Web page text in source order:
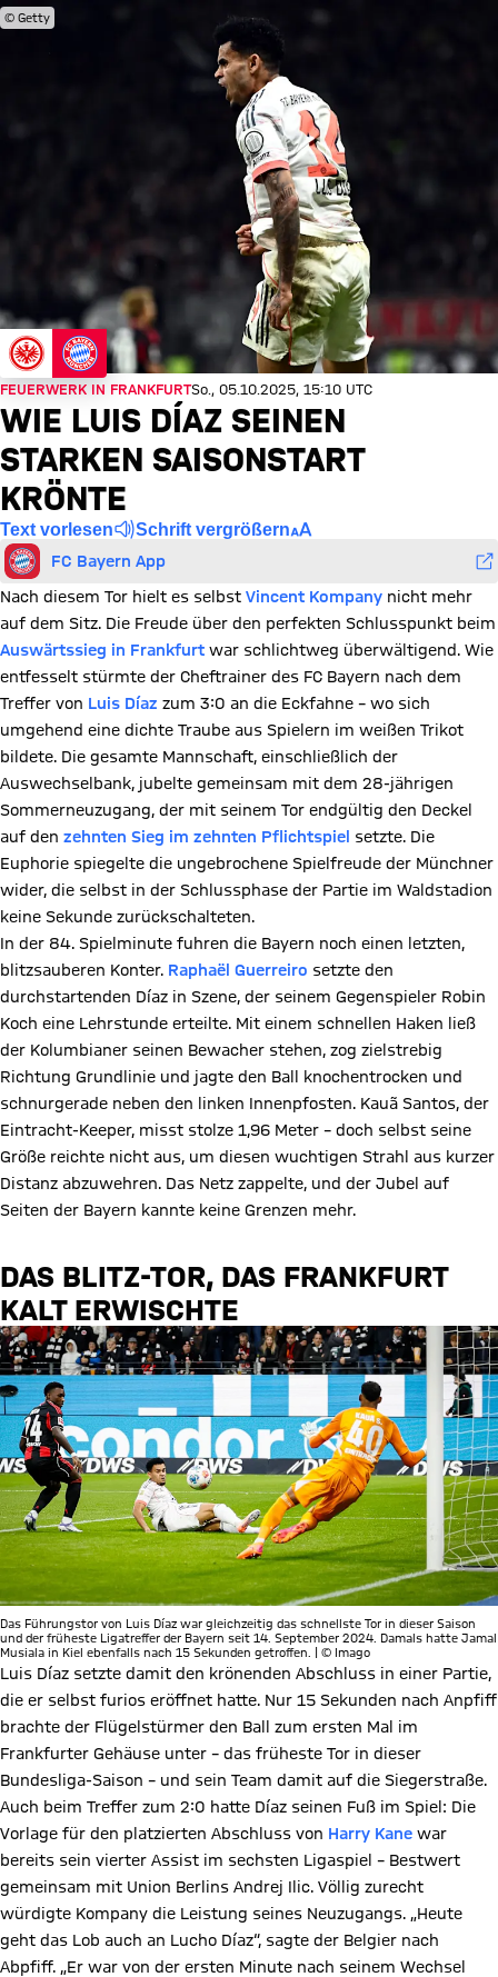
© Getty
FEUERWERK IN FRANKFURTSo., 05.10.2025, 15:10 UTC
WIE LUIS DÍAZ SEINEN
STARKEN SAISONSTART
KRÖNTE
Text vorlesen Schrift vergrößern
FC Bayern App
Nach diesem Tor hielt es selbst Vincent Kompany nicht mehr
auf dem Sitz. Die Freude über den perfekten Schlusspunkt beim
Auswärtssieg in Frankfurt war schlichtweg überwältigend. Wie
entfesselt stürmte der Cheftrainer des FC Bayern nach dem
Treffer von Luis Díaz zum 3:0 an die Eckfahne – wo sich
umgehend eine dichte Traube aus Spielern im weißen Trikot
bildete. Die gesamte Mannschaft, einschließlich der
Auswechselbank, jubelte gemeinsam mit dem 28-jährigen
Sommerneuzugang, der mit seinem Tor endgültig den Deckel
auf den zehnten Sieg im zehnten Pflichtspiel setzte. Die
Euphorie spiegelte die ungebrochene Spielfreude der Münchner
wider, die selbst in der Schlussphase der Partie im Waldstadion
keine Sekunde zurückschalteten.
In der 84. Spielminute fuhren die Bayern noch einen letzten,
blitzsauberen Konter. Raphaël Guerreiro setzte den
durchstartenden Díaz in Szene, der seinem Gegenspieler Robin
Koch eine Lehrstunde erteilte. Mit einem schnellen Haken ließ
der Kolumbianer seinen Bewacher stehen, zog zielstrebig
Richtung Grundlinie und jagte den Ball knochentrocken und
schnurgerade neben den linken Innenpfosten. Kauã Santos, der
Eintracht-Keeper, misst stolze 1,96 Meter – doch selbst seine
Größe reichte nicht aus, um diesen wuchtigen Strahl aus kurzer
Distanz abzuwehren. Das Netz zappelte, und der Jubel auf
Seiten der Bayern kannte keine Grenzen mehr.
DAS BLITZ-TOR, DAS FRANKFURT
KALT ERWISCHTE
Das Führungstor von Luis Díaz war gleichzeitig das schnellste Tor in dieser Saison
und der früheste Ligatreffer der Bayern seit 14. September 2024. Damals hatte Jamal
Musiala in Kiel ebenfalls nach 15 Sekunden getroffen. | © Imago
Luis Díaz setzte damit den krönenden Abschluss in einer Partie,
die er selbst furios eröffnet hatte. Nur 15 Sekunden nach Anpfiff
brachte der Flügelstürmer den Ball zum ersten Mal im
Frankfurter Gehäuse unter – das früheste Tor in dieser
Bundesliga-Saison – und sein Team damit auf die Siegerstraße.
Auch beim Treffer zum 2:0 hatte Díaz seinen Fuß im Spiel: Die
Vorlage für den platzierten Abschluss von Harry Kane war
bereits sein vierter Assist im sechsten Ligaspiel – Bestwert
gemeinsam mit Union Berlins Andrej Ilic. Völlig zurecht
würdigte Kompany die Leistung seines Neuzugangs. „Heute
geht das Lob auch an Lucho Díaz“, sagte der Belgier nach
Abpfiff. „Er war von der ersten Minute nach seinem Wechsel